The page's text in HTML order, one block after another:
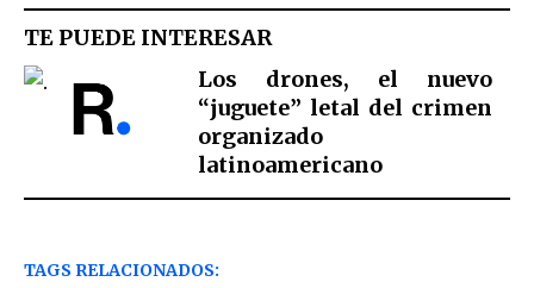
TE PUEDE INTERESAR
Los drones, el nuevo
“juguete” letal del crimen
organizado
latinoamericano
TAGS RELACIONADOS: